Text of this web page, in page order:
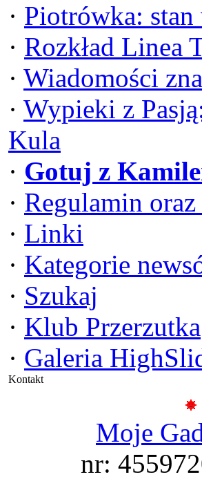
· Piotrówka:
· Rozkład Linea
· Wiadomości
· Wypieki z
Kula
· Gotuj z
· Regulamin
· Linki
· Kategorie
· Szukaj
· Klub Przerzutka
· Galeria
Kontakt
Moje
nr: